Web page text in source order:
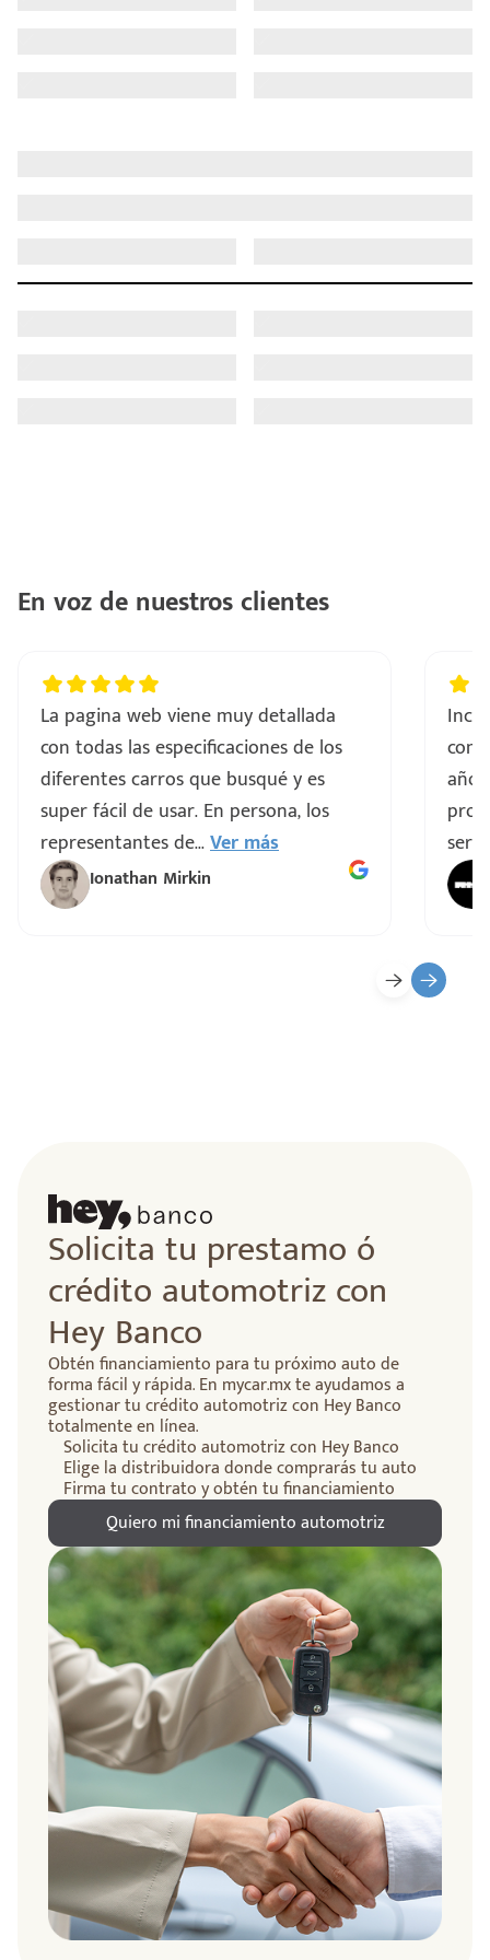
En voz de nuestros clientes
La pagina web viene muy detallada
con todas las especificaciones de los
diferentes carros que busqué y es
super fácil de usar. En persona, los
representantes de...Ver más
Ionathan Mirkin
Solicita tu prestamo ó
crédito automotriz con
Hey Banco
Obtén financiamiento para tu próximo auto de
forma fácil y rápida. En mycar.mx te ayudamos a
gestionar tu crédito automotriz con Hey Banco
totalmente en línea.
Solicita tu crédito automotriz con Hey Banco
Elige la distribuidora donde comprarás tu auto
Firma tu contrato y obtén tu financiamiento
Quiero mi financiamiento automotriz